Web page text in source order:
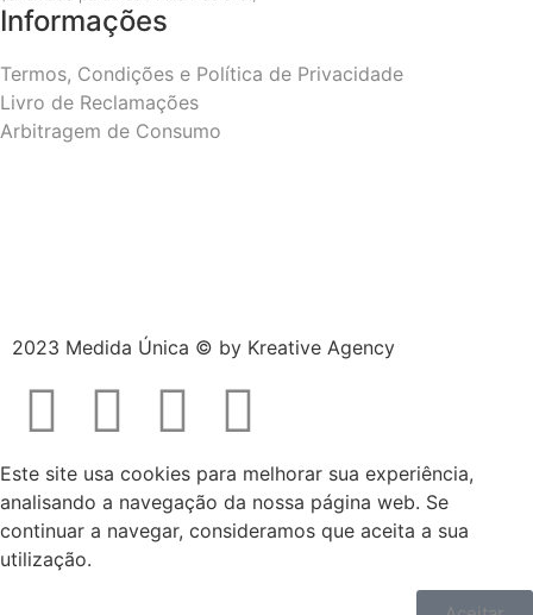
Informações
Termos, Condições e Política de Privacidade
Livro de Reclamações
Arbitragem de Consumo
2023 Medida Única © by Kreative Agency
Este site usa cookies para melhorar sua experiência,
analisando a navegação da nossa página web. Se
continuar a navegar, consideramos que aceita a sua
utilização.